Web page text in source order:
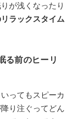
が浅くなったり
ラックスタイム
る前のヒーリ
ってもスピーカ
り注ぐってどん